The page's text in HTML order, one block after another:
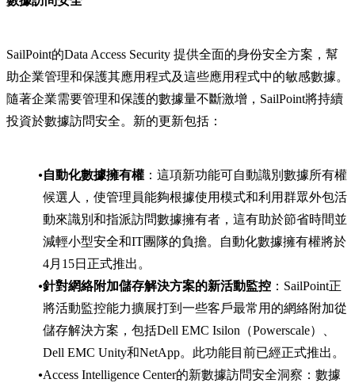
SailPoint的Data Access Security 提供全面的身份安全方案，幫
助企業管理和保護其應用程式及這些應用程式中的敏感數據。
隨著企業需要管理和保護的數據量不斷激增，SailPoint將持續
投資於數據訪問安全。新的更新包括：
自動化數據擁有權 ：這項新功能可自動識別數據所有權
候選人，使管理員能夠根據使用模式和利用群眾外包活
動來識別和指派訪問數據擁有者，這有助於節省時間並
減輕小型安全和IT團隊的負擔。自動化數據擁有權將於
4月15日正式推出。
針對網絡附加儲存解決方案的新活動監控 ：SailPoint正
將活動監控能力擴展打到一些客戶最常用的網絡附加從
儲存解決方案，包括Dell EMC Isilon（Powerscale）、
Dell EMC Unity和NetApp。此功能目前已經正式推出。
Access Intelligence Center的新數據訪問安全洞察：數據